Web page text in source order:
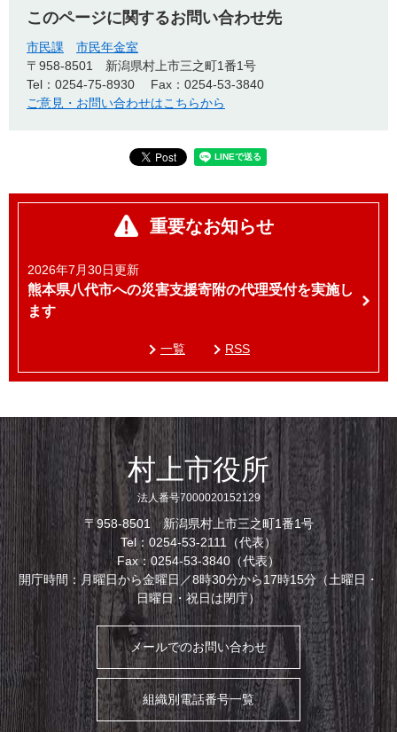
このページに関するお問い合わせ先
市民課
市民年金室
〒958-8501
新潟県村上市三之町1番1号
Tel：0254-75-8930
Fax：0254-53-3840
ご意見・お問い合わせはこちらから
重要なお知らせ
2026年7月30日更新
熊本県八代市への災害支援寄附の代理受付を実施し
ます
一覧 RSS
村上市役所
法人番号7000020152129
〒958-8501 新潟県村上市三之町1番1号
Tel：0254-53-2111（代表）
Fax：0254-53-3840（代表）
開庁時間：月曜日から金曜日／8時30分から17時15分（土曜日・
日曜日・祝日は閉庁）
メールでのお問い合わせ
組織別電話番号一覧